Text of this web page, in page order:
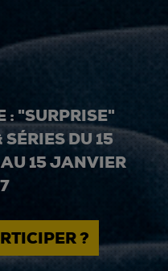
: "SURPRISE"
DU 15
15 JANVIER
?